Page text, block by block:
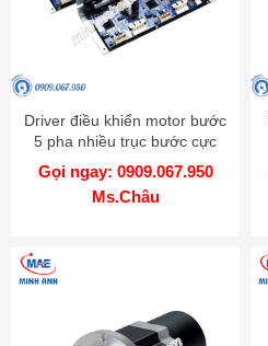
Driver điều khiển motor bước
5 pha nhiều trục bước cực
nhỏ - Model MD5-HD14-2X-
3X
Gọi ngay: 0909.067.950
Ms.Châu